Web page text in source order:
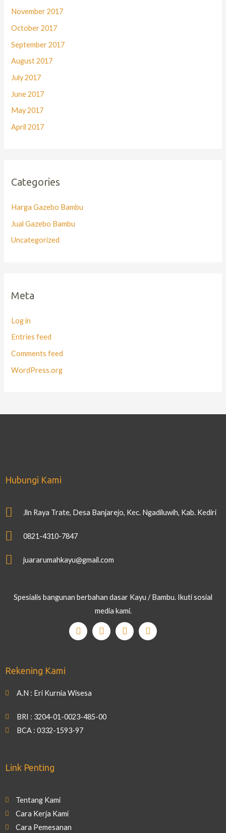
November 2017
October 2017
September 2017
August 2017
July 2017
June 2017
May 2017
April 2017
Categories
Harga Gazebo Bambu
Jual Gazebo Bambu
Uncategorized
Meta
Log in
Entries feed
Comments feed
WordPress.org
Hubungi Kami
Jln Raya Trate, Desa Banjarejo, Kec. Ngadiluwih, Kab. Kediri
0821-4310-7847
juararumahkayu@gmail.com
Spesialis bangunan berbahan dasar Kayu / Bambu. Ikuti sosial
media kami.
Rekening Kami
A.N : Eri Kurnia Wisesa
BRI : 3204-01-0023-485-00
BCA : 0332-1593-97
Link Penting
Tentang Kami
Cara Kerja Kami
Cara Pemesanan